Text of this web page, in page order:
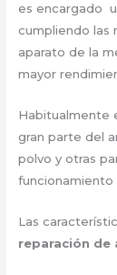
es encargado
cumpliendo las
aparato de la
mayor
Habitualmente
gran parte del
polvo y otras
Las
reparación de